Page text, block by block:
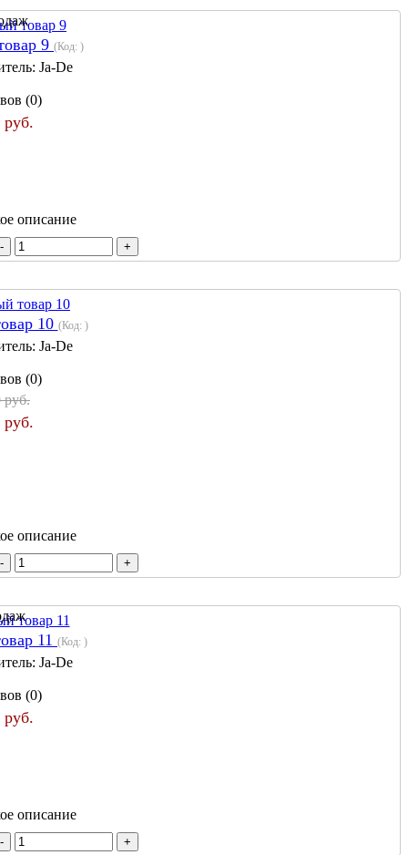
9 (Код: )
Ja-De
(0)
руб.
описание
10 (Код: )
Ja-De
(0)
руб.
руб.
описание
11 (Код: )
Ja-De
(0)
руб.
описание